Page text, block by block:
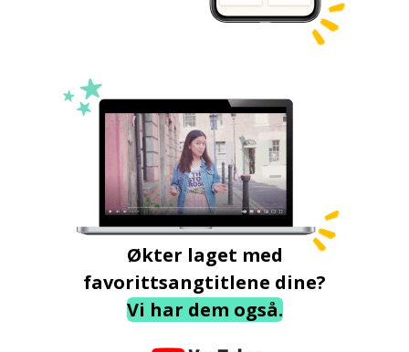
Økter laget med
favorittsangtitlene dine?
Vi har dem også.